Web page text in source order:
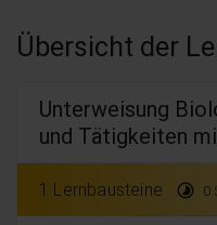
Übersicht der
Unterweisung
und Tätigkeiten
1 Lernbausteine timelapse 0